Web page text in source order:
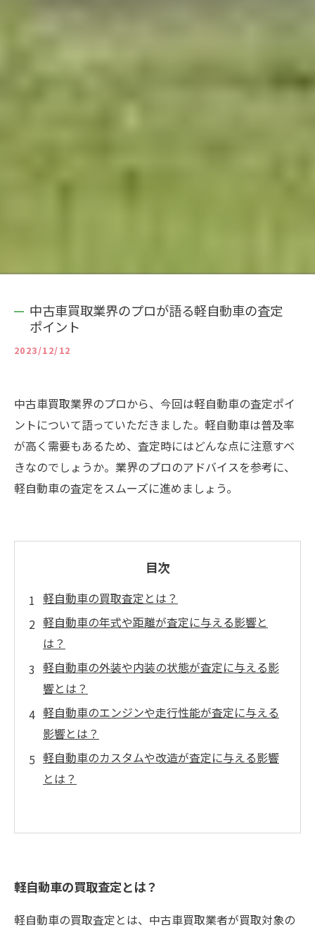
中古車買取業界のプロが語る軽自動車の査定
ポイント
2023/12/12
中古車買取業界のプロから、今回は軽自動車の査定ポイ
ントについて語っていただきました。軽自動車は普及率
が高く需要もあるため、査定時にはどんな点に注意すべ
きなのでしょうか。業界のプロのアドバイスを参考に、
軽自動車の査定をスムーズに進めましょう。
目次
軽自動車の買取査定とは？
軽自動車の年式や距離が査定に与える影響と
は？
軽自動車の外装や内装の状態が査定に与える影
響とは？
軽自動車のエンジンや走行性能が査定に与える
影響とは？
軽自動車のカスタムや改造が査定に与える影響
とは？
軽自動車の買取査定とは？
軽自動車の買取査定とは、中古車買取業者が買取対象の